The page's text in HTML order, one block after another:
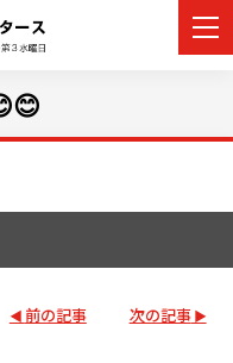
店舗情報
前の記事 次の記事